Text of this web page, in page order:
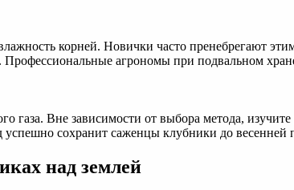
корней. Новички часто пренебрегают
агрономы при подвальном
газа. Вне зависимости от выбора метода,
сохранит саженцы клубники до весенней
над землей